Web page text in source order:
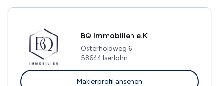
BQ Immobilien e.K
Osterholdweg 6
58644 Iserlohn
Maklerprofil ansehen